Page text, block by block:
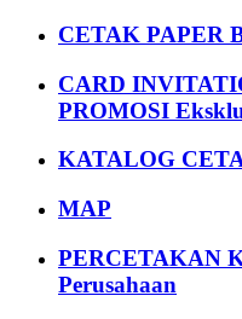
CETAK PAPER
CARD
PROMOSI
KATALOG
MAP
PERCETAKAN
Perusahaan